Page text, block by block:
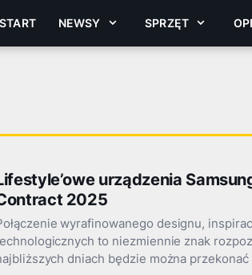
START NEWSY SPRZĘT
urządzenia
2025
wyrafinowanego designu,
to niezmiennie znak
dniach będzie można